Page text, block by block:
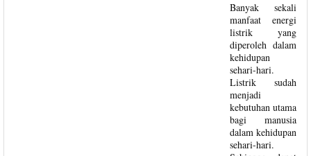
Banyak sekali
manfaat energi
listrik yang
diperoleh dalam
kehidupan
sehari-hari.
Listrik sudah
menjadi
kebutuhan utama
bagi manusia
dalam kehidupan
sehari-hari.